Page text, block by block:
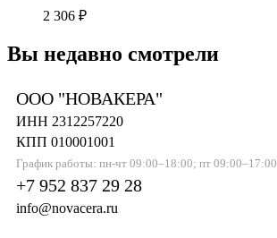
2 306 ₽
Вы недавно смотрели
ООО "НОВАКЕРА"
ИНН 2312257220
КПП 010001001
График работы: пн-чт 09:00–18:00; пт 09:00–17:00
+7 952 837 29 28
info@novacera.ru